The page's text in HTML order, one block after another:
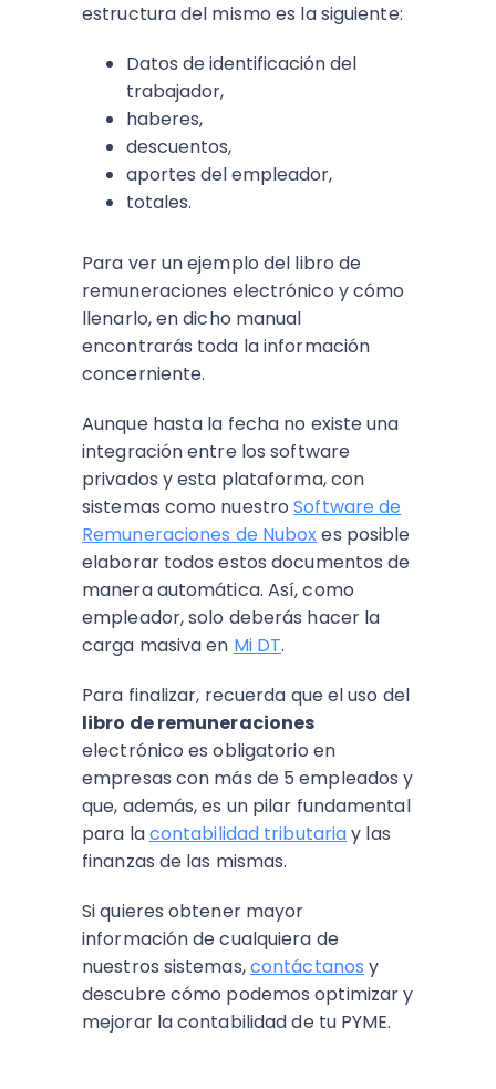
estructura del mismo es la siguiente:
Datos de identificación del
trabajador,
haberes,
descuentos,
aportes del empleador,
totales.
Para ver un ejemplo del libro de
remuneraciones electrónico y cómo
llenarlo, en dicho manual
encontrarás toda la información
concerniente.
Aunque hasta la fecha no existe una
integración entre los software
privados y esta plataforma, con
sistemas como nuestroSoftware de
Remuneraciones de Nuboxes posible
elaborar todos estos documentos de
manera automática. Así, como
empleador, solo deberás hacer la
carga masiva en Mi DT.
Para finalizar, recuerda que el uso del
libro de remuneraciones
electrónico es obligatorio en
empresas con más de 5 empleados y
que, además, es un pilar fundamental
para lacontabilidad tributariay las
finanzas de las mismas.
Si quieres obtener mayor
información de cualquiera de
nuestros sistemas,contáctanos y
descubre cómo podemos optimizar y
mejorar la contabilidad de tu PYME.